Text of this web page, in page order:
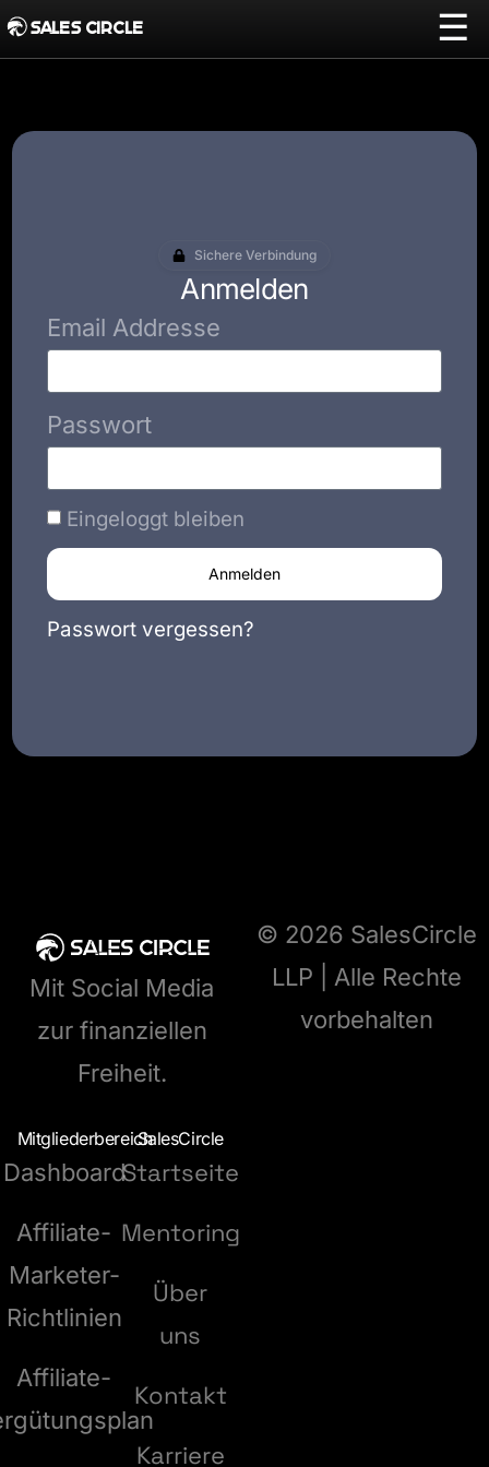
SALES CIRCLE ☰
Sichere Verbindung
Anmelden
Email Addresse
Passwort
Eingeloggt bleiben
Anmelden
Passwort vergessen?
Mit Social Media
zur finanziellen
Freiheit.
Mitgliederbereich
Dashboard
Affiliate-
Marketer-
Richtlinien
Affiliate-
SalesCircle
Startseite
Mentoring
Über
uns
Kontakt
Karriere
© 2026 SalesCircle
LLP | Alle Rechte
vorbehalten